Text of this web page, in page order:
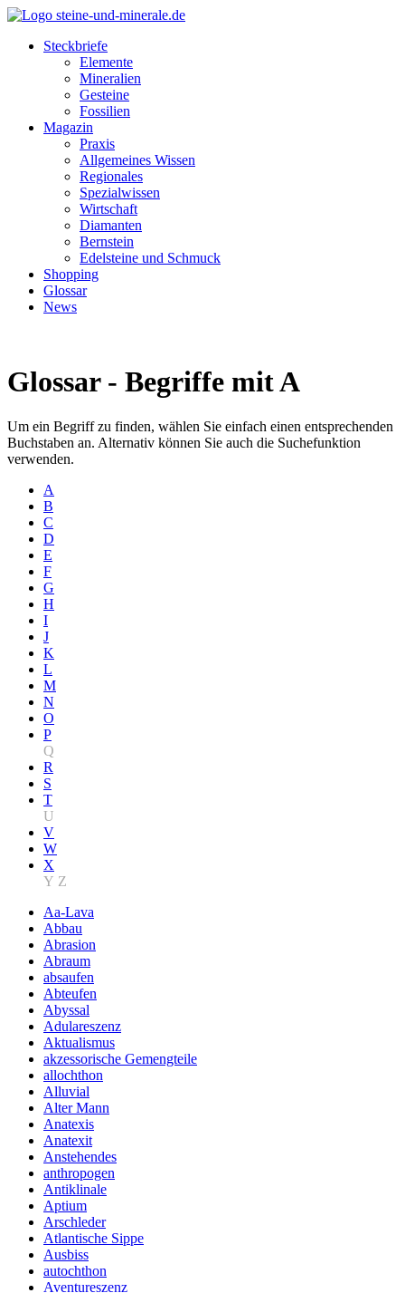
Steckbriefe
Elemente
Mineralien
Gesteine
Fossilien
Magazin
Praxis
Allgemeines Wissen
Regionales
Spezialwissen
Wirtschaft
Diamanten
Bernstein
Edelsteine und Schmuck
Shopping
Glossar
News
Glossar - Begriffe mit A
Um ein Begriff zu finden, wählen Sie einfach einen entsprechenden
Buchstaben an. Alternativ können Sie auch die Suchefunktion
verwenden.
A
B
C
D
E
F
G
H
I
J
K
L
M
N
O
P
Q
R
S
T
U
V
W
X
Y Z
Aa-Lava
Abbau
Abrasion
Abraum
absaufen
Abteufen
Abyssal
Adulareszenz
Aktualismus
akzessorische Gemengteile
allochthon
Alluvial
Alter Mann
Anatexis
Anatexit
Anstehendes
anthropogen
Antiklinale
Aptium
Arschleder
Atlantische Sippe
Ausbiss
autochthon
Aventureszenz